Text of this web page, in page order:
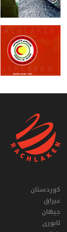
کوردستان
عيراق
جیهان
ئابوری